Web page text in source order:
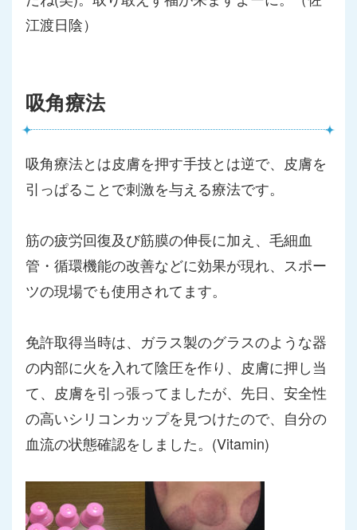
江渡日陰）
吸角療法
吸角療法とは皮膚を押す手技とは逆で、 皮膚を
引っぱることで刺激を与える療法です。
筋の疲労回復及び筋膜の伸長に加え、毛細血
管・ 循環機能の改善などに効果が現れ、
スポー
ツの現場でも使用されてます。
免許取得当時は、 ガラス製のグラスのような器
の内部に火を入れて陰圧を作り、 皮膚に押し当
て、皮膚を引っ張ってましたが、先日、 安全性
の高いシリコンカップを見つけたので、 自分の
血流の状態確認をしました。(Vitamin)